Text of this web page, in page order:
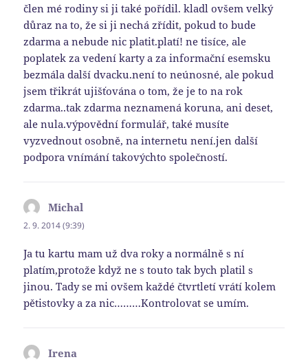
člen mé rodiny si ji také pořídil. kladl ovšem velký
důraz na to, že si ji nechá zřídit, pokud to bude
zdarma a nebude nic platit.platí! ne tisíce, ale
poplatek za vedení karty a za informační esemsku
bezmála další dvacku.není to neúnosné, ale pokud
jsem třikrát ujišťována o tom, že je to na rok
zdarma..tak zdarma neznamená koruna, ani deset,
ale nula.výpovědní formulář, také musíte
vyzvednout osobně, na internetu není.jen další
podpora vnímání takovýchto společností.
Michal
2. 9. 2014 (9:39)
Ja tu kartu mam už dva roky a normálně s ní
platím,protože když ne s touto tak bych platil s
jinou. Tady se mi ovšem každé čtvrtletí vrátí kolem
pětistovky a za nic………Kontrolovat se umím.
Irena